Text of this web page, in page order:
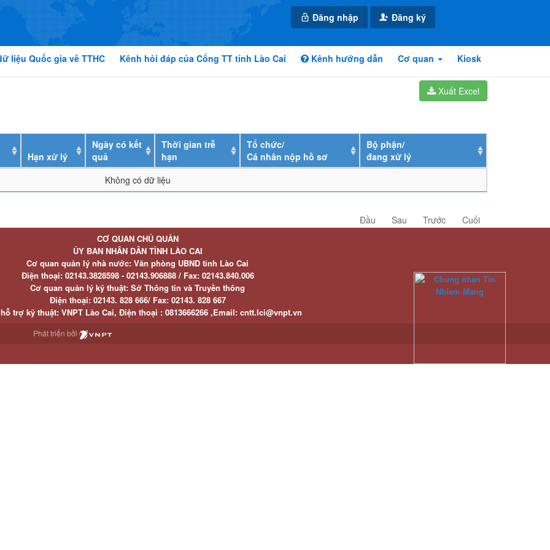
Đăng nhập Đăng ký
liệu Quốc gia về TTHC Kênh hỏi đáp của Cổng TT tỉnh Lào Cai Kênh hướng dẫn Cơ quan Kiosk
Xuất Excel
Hạn xử lý
Ngày có kết
quả
Thời gian trễ
hạn
Tổ chức/
Cá nhân nộp hồ sơ
Bộ phận/
đang xử lý
Không có dữ liệu
Đầu Sau Trước Cuối
CƠ QUAN CHỦ QUẢN
ỦY BAN NHÂN DÂN TỈNH LÀO CAI
Cơ quan quản lý nhà nước: Văn phòng UBND tỉnh Lào Cai
Điện thoại:02143.3828598 - 02143.906888 / Fax:02143.840.006
Cơ quan quản lý kỹ thuật: Sở Thông tin và Truyền thông
Điện thoại:02143. 828 666/ Fax:02143. 828 667
trợ kỹ thuật: VNPT Lào Cai, Điện thoại : 0813666266 ,Email: cntt.lci@vnpt.vn
Phát triển bởi